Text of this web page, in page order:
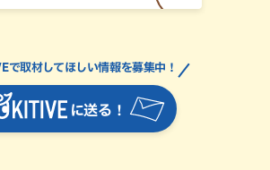
に送る！
で取材してほしい情報を募集中！